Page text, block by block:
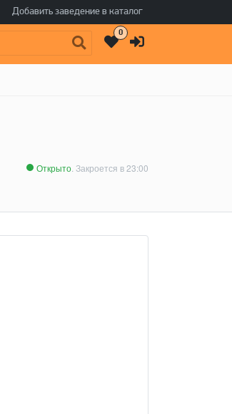
Добавить заведение в каталог
0
Открыто . Закроется в 23:00